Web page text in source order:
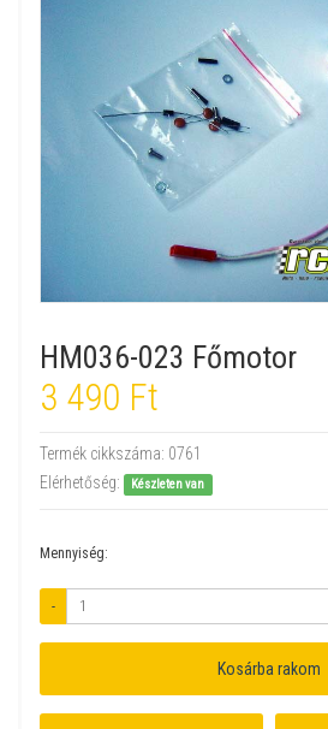
HM036-023 Főmotor
3 490 Ft
Termék cikkszáma: 0761
Elérhetőség:
Készleten van
Mennyiség:
-
Kosárba rakom